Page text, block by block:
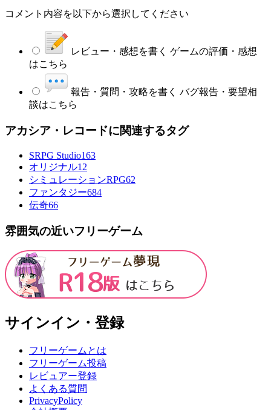
コメント内容を以下から選択してください
レビュー・感想を書く ゲームの評価・感想
はこちら
報告・質問・攻略を書く バグ報告・要望相
談はこちら
アカシア・レコードに関連するタグ
SRPG Studio163
オリジナル12
シミュレーションRPG62
ファンタジー684
伝奇66
雰囲気の近いフリーゲーム
サインイン・登録
フリーゲームとは
フリーゲーム投稿
レビュアー登録
よくある質問
PrivacyPolicy